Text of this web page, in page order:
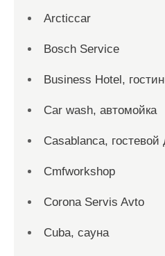
Arcticcar
Bosch Service
Business Hotel,
Car wash, автомойка
Casablanca, гостевой
Cmfworkshop
Corona Servis Avto
Cuba, сауна